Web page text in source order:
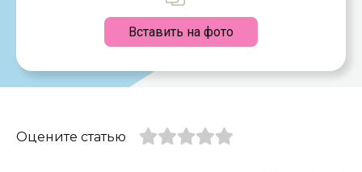
Вставить на фото
Оцените статью